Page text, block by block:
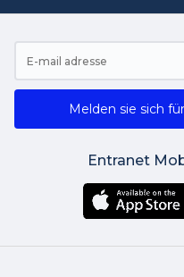
Melden sie sich
Entranet